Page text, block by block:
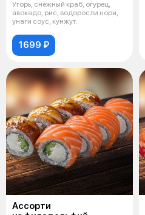
Угорь, снежный краб, огурец,
авокадо, рис, водоросли нори,
унаги соус, кунжут.
1699 ₽
Ассорти